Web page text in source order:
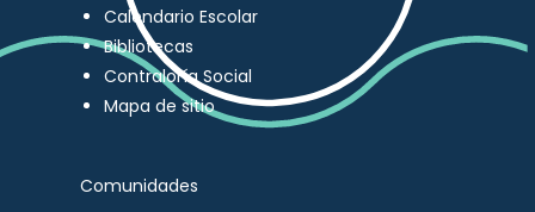
Calendario Escolar
Bibliotecas
Contraloría Social
Mapa de sitio
Comunidades